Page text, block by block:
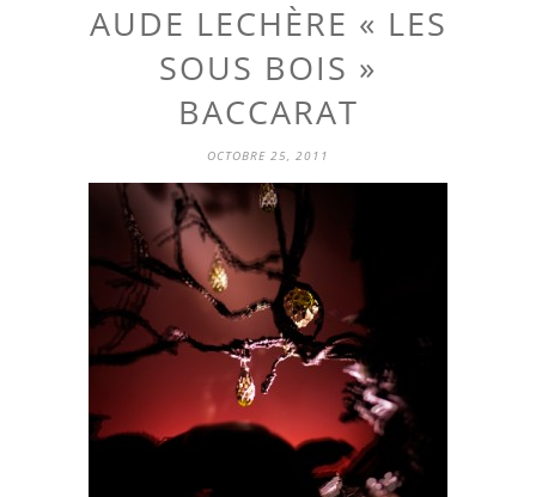
AUDE LECHÈRE « LES
SOUS BOIS »
BACCARAT
OCTOBRE 25, 2011